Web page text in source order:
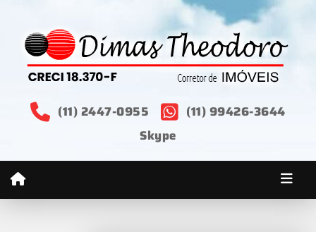
(11) 2447-0955
(11) 99426-3644
Skype